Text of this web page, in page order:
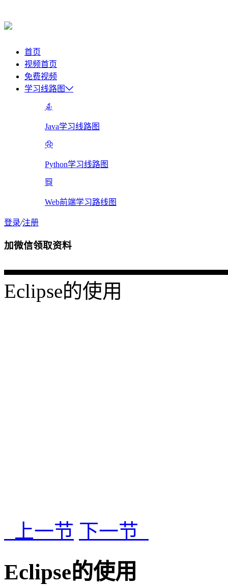
首页
视频首页
免费视频
学习线路图
Java学习线路图
Python学习线路图
Web前端学习路线图
登录/注册
加微信领取资料
Eclipse的使用
上一节 下一节
Eclipse的使用